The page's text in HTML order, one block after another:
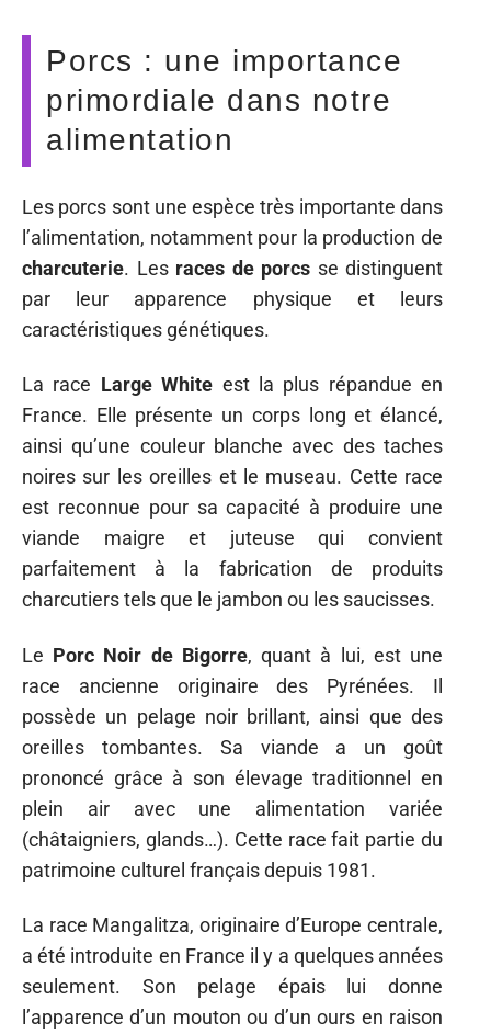
Porcs : une importance
primordiale dans notre
alimentation
Les porcs sont une espèce très importante dans
l’alimentation, notamment pour la production de
charcuterie. Les races de porcs se distinguent
par leur apparence physique et leurs
caractéristiques génétiques.
La race Large White est la plus répandue en
France. Elle présente un corps long et élancé,
ainsi qu’une couleur blanche avec des taches
noires sur les oreilles et le museau. Cette race
est reconnue pour sa capacité à produire une
viande maigre et juteuse qui convient
parfaitement à la fabrication de produits
charcutiers tels que le jambon ou les saucisses.
Le Porc Noir de Bigorre, quant à lui, est une
race ancienne originaire des Pyrénées. Il
possède un pelage noir brillant, ainsi que des
oreilles tombantes. Sa viande a un goût
prononcé grâce à son élevage traditionnel en
plein air avec une alimentation variée
(châtaigniers, glands…). Cette race fait partie du
patrimoine culturel français depuis 1981.
La race Mangalitza, originaire d’Europe centrale,
a été introduite en France il y a quelques années
seulement. Son pelage épais lui donne
l’apparence d’un mouton ou d’un ours en raison